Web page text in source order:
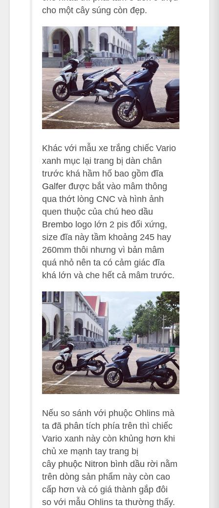
cho một cây súng còn đẹp.
Khác với mẫu xe trắng chiếc Vario
xanh mục lại trang bị dàn chân
trước khá hầm hố bao gồmđĩa
Galfer được bắt vào mâm thông
qua thớt lòng CNC và hình ảnh
quen thuộc của chú heo dầu
Brembo logo lớn 2 pis đối xứng,
size đĩa này tầm khoảng 245 hay
260mm thôi nhưng vì bản mâm
quá nhỏ nên ta có cảm giác đĩa
khá lớn và che hết cả mâm trước.
Nếu so sánh với phuộc Ohlins mà
ta đã phân tích phía trên thì chiếc
Vario xanh này còn khủng hơn khi
chủ xe mạnh tay trang bị
cây phuộc Nitron bình dầu rời nằm
trên dòng sản phẩm này còn cao
cấp hơn và có giá thành gắp đôi
so với mẫu Ohlins ta thường thấy.